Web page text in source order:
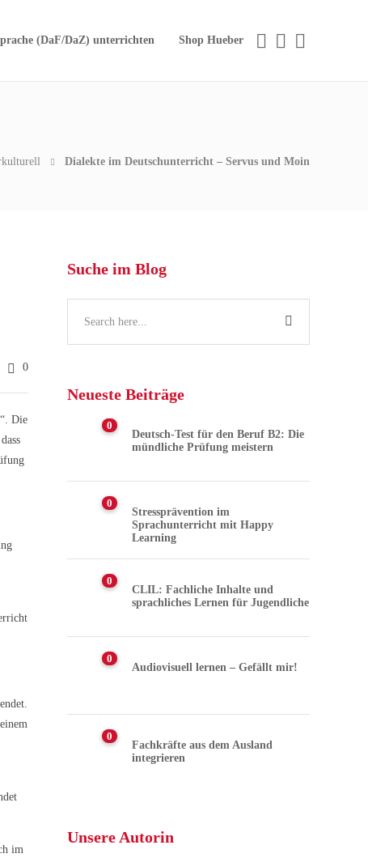
(DaF/DaZ) unterrichten Shop Hueber
Dialekte im Deutschunterricht – Servus und Moin
0
Die
im
Suche im Blog
Neueste Beiträge
0
Deutsch-Test für den Beruf B2: Die
mündliche Prüfung meistern
0
Stressprävention im
Sprachunterricht mit Happy
Learning
0
CLIL: Fachliche Inhalte und
sprachliches Lernen für Jugendliche
0
Audiovisuell lernen – Gefällt mir!
0
Fachkräfte aus dem Ausland
integrieren
Unsere Autorin